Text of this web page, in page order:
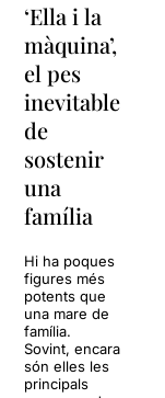
‘Ella i la
màquina’,
el pes
inevitable
de
sostenir
una
família
Hi ha poques
figures més
potents que
una mare de
família.
Sovint, encara
són elles les
principals